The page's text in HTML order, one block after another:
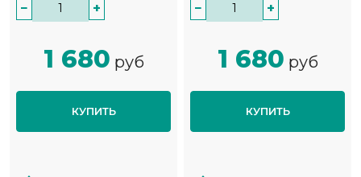
− +
1 680 руб
КУПИТЬ
− +
1 680 руб
КУПИТЬ